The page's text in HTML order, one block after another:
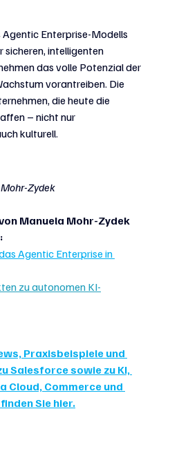
Agentic Enterprise-Modells
sicheren, intelligenten
das volle Potenzial der
vorantreiben. Die
die heute die
– nicht nur
kulturell.
Zydek
Manuela Mohr-Zydek
Agentic Enterprise in
zu autonomen KI-
Praxisbeispiele und
Salesforce sowie zu KI,
Cloud, Commerce und
Sie hier.